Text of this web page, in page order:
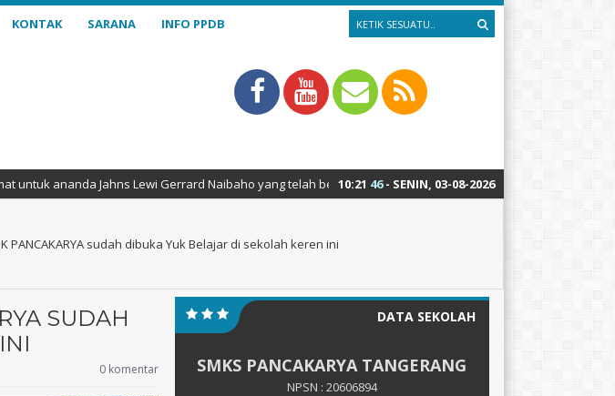
KONTAK SARANA INFO PPDB
10:21 46- SENIN, 03-08-2026
Jahns Lewi Gerrard Naibaho yang telah berhasil meraih medali emas pada LKS Nasional ke-30 bidang
PANCAKARYA sudah dibuka Yuk Belajar di sekolah keren ini
SUDAH
0 komentar
DATA SEKOLAH
SMKS PANCAKARYA TANGERANG
NPSN : 20606894